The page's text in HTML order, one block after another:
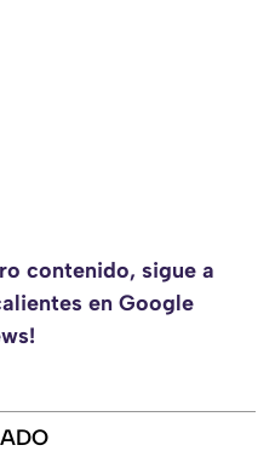
contenido, sigue a
en Google